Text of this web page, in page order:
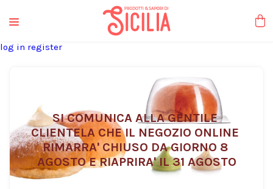
liquori tipici
log in register
SI COMUNICA ALLA GENTILE
CLIENTELA CHE IL NEGOZIO ONLINE
RIMARRA' CHIUSO DA GIORNO 8
AGOSTO E RIAPRIRA' IL 31 AGOSTO